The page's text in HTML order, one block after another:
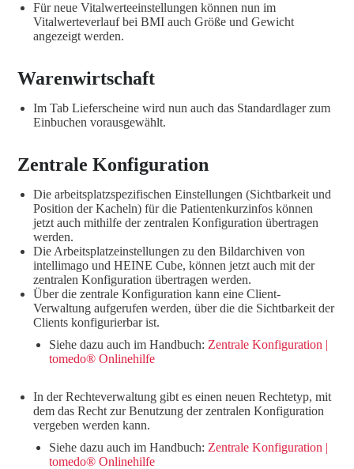
Für neue Vitalwerteeinstellungen können nun im
Vitalwerteverlauf bei BMI auch Größe und Gewicht
angezeigt werden.
Warenwirtschaft
Im Tab Lieferscheine wird nun auch das Standardlager zum
Einbuchen vorausgewählt.
Zentrale Konfiguration
Die arbeitsplatzspezifischen Einstellungen (Sichtbarkeit und
Position der Kacheln) für die Patientenkurzinfos können
jetzt auch mithilfe der zentralen Konfiguration übertragen
werden.
Die Arbeitsplatzeinstellungen zu den Bildarchiven von
intellimago und HEINE Cube, können jetzt auch mit der
zentralen Konfiguration übertragen werden.
Über die zentrale Konfiguration kann eine Client-
Verwaltung aufgerufen werden, über die die Sichtbarkeit der
Clients konfigurierbar ist.
Siehe dazu auch im Handbuch: Zentrale Konfiguration |
tomedo® Onlinehilfe
In der Rechteverwaltung gibt es einen neuen Rechtetyp, mit
dem das Recht zur Benutzung der zentralen Konfiguration
vergeben werden kann.
Siehe dazu auch im Handbuch: Zentrale Konfiguration |
tomedo® Onlinehilfe